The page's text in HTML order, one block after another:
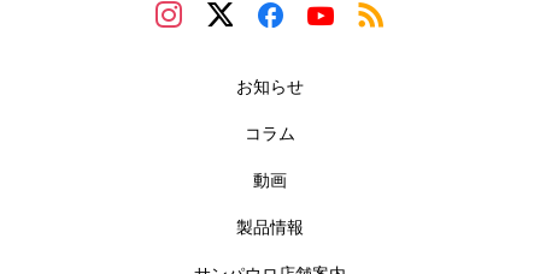
お知らせ
コラム
動画
製品情報